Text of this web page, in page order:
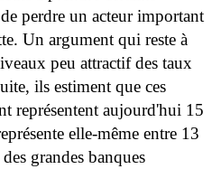
perdre un acteur important
Un argument qui reste à
peu attractif des taux
ils estiment que ces
représentent aujourd'hui 15
elle-même entre 13
grandes banques